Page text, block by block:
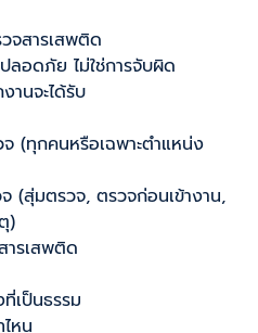
จสารเสพติด
ลอดภัย ไม่ใช่การจับผิด
านจะได้รับ
(ทุกคนหรือเฉพาะตำแหน่ง
(สุ่มตรวจ, ตรวจก่อนเข้างาน,
)
ารเสพติด
เป็นธรรม
หน